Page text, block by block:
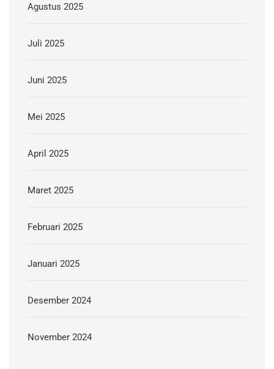
Agustus 2025
Juli 2025
Juni 2025
Mei 2025
April 2025
Maret 2025
Februari 2025
Januari 2025
Desember 2024
November 2024